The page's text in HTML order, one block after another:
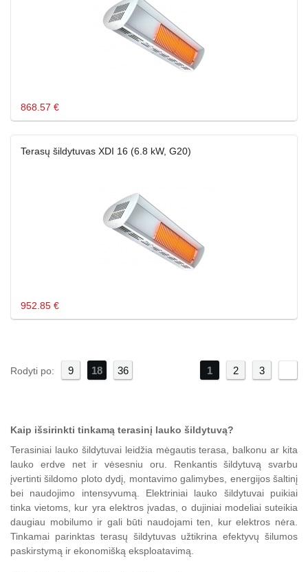
868.57 €
Terasų šildytuvas XDI 16 (6.8 kW, G20)
952.85 €
Rodyti po: 9 18 36 1 2 3
Kaip išsirinkti tinkamą terasinį lauko šildytuvą?
Terasiniai lauko šildytuvai leidžia mėgautis terasa, balkonu ar kita
lauko erdve net ir vėsesniu oru. Renkantis šildytuvą svarbu
įvertinti šildomo ploto dydį, montavimo galimybes, energijos šaltinį
bei naudojimo intensyvumą. Elektriniai lauko šildytuvai puikiai
tinka vietoms, kur yra elektros įvadas, o dujiniai modeliai suteikia
daugiau mobilumo ir gali būti naudojami ten, kur elektros nėra.
Tinkamai parinktas terasų šildytuvas užtikrina efektyvų šilumos
paskirstymą ir ekonomišką eksploatavimą.